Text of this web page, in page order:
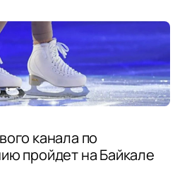
канала по
пройдет на Байкале